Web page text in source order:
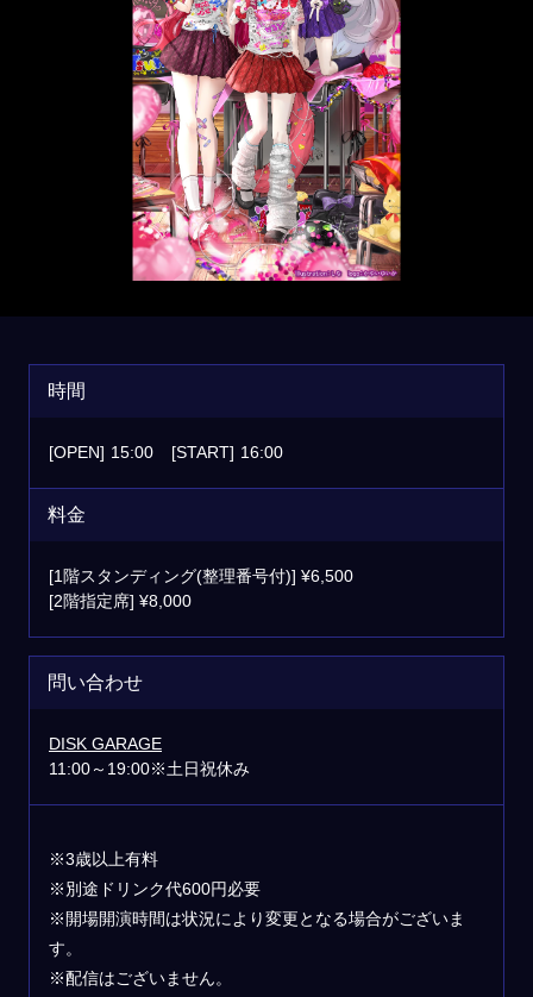
時間
[OPEN] 15:00 [START] 16:00
料金
[1階スタンディング(整理番号付)] ¥6,500
[2階指定席] ¥8,000
問い合わせ
DISK GARAGE
11:00～19:00※土日祝休み
※3歳以上有料
※別途ドリンク代600円必要
※開場開演時間は状況により変更となる場合がございま
す。
※配信はございません。